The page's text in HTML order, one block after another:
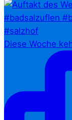
Diese Woche